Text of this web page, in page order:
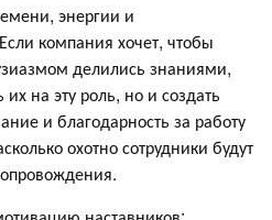
энергии и
компания хочет, чтобы
делились знаниями,
на эту роль, но и создать
и благодарность за работу
охотно сотрудники будут